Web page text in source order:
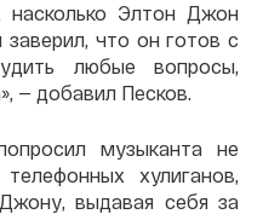
насколько Элтон Джон
заверил, что он готов с
любые вопросы,
— добавил Песков.
музыканта не
хулиганов,
выдавая себя за